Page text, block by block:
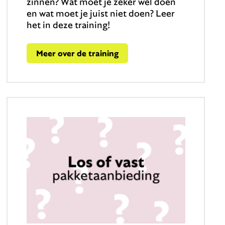
en wat moet je juist niet doen? Leer
het in deze training!
Meer over de training